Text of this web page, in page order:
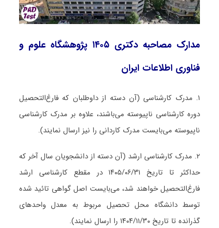
مدارک مصاحبه دکتری ۱۴۰۵ پژوهشگاه علوم و
فناوری اطلاعات ایران
۱. مدرک کارشناسی (آن دسته از داوطلبان که فارغ‌التحصیل
دوره کارشناسی ناپیوسته می‌باشند، علاوه بر مدرک کارشناسی
ناپیوسته می‌بایست مدرک کاردانی را نیز ارسال نمایند).
۲. مدرک کارشناسی ارشد (آن دسته از دانشجویان سال آخر که
حداکثر تا تاریخ ۱۴۰۵/۰۶/۳۱ در مقطع کارشناسی ارشد
فارغ‌التحصیل خواهند شد، می‌بایست اصل گواهی تائید شده
توسط دانشگاه محل تحصیل مربوط به معدل واحدهای
گذرانده تا تاریخ ۱۴۰۴/۱۱/۳۰ را ارسال نمایند).